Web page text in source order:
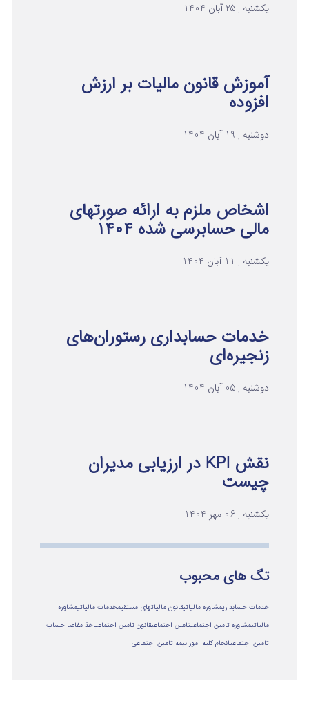
یکشنبه , 25 آبان 1404
آموزش قانون مالیات بر ارزش
افزوده
دوشنبه , 19 آبان 1404
اشخاص ملزم به ارائه صورتهای
مالی حسابرسی شده ۱۴۰۴
یکشنبه , 11 آبان 1404
خدمات حسابداری رستوران‌های
زنجیره‌ای
دوشنبه , 05 آبان 1404
نقش KPI در ارزیابی مدیران
چیست
یکشنبه , 06 مهر 1404
تگ های محبوب
خدمات حسابداریمشاوره مالیاتیقانون مالیاتهای مستقیمخدمات مالیاتیمشاوره
مالياتيمشاوره تامین اجتماعیتامین اجتماعیقانون تامین اجتماعیاخذ مفاصا حساب
تامین اجتماعیانجام کلیه امور بیمه تامین اجتماعی